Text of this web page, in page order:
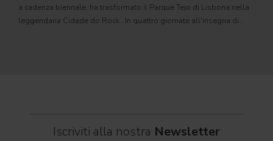
a cadenza biennale, ha trasformato il Parque Tejo di Lisbona nella
leggendaria Cidade do Rock . In quattro giornate all'insegna di
Iscriviti alla nostra Newsletter